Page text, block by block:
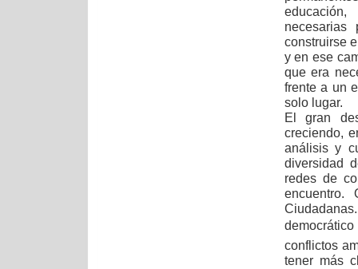
educación,
necesarias
construirse
y en ese
que era
frente a un
solo lugar.
El gran
creciendo,
análisis y
diversidad
redes de
democrático
conflictos
tener más